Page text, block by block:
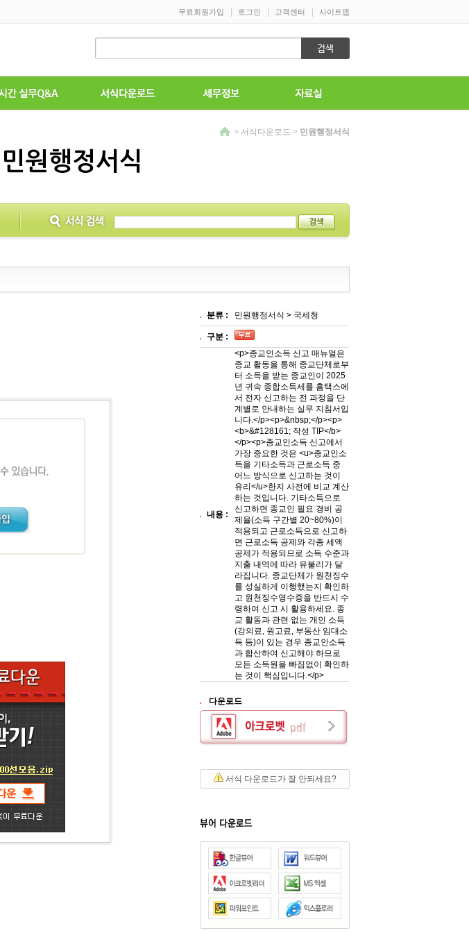
> 서식다운로드 > 민원행정서식
민원행정서식
분류 : 민원행정서식 > 국세청
구분 :
내용 :
<p>종교인소득 신고 매뉴얼은
종교 활동을 통해 종교단체로부
터 소득을 받는 종교인이 2025
년 귀속 종합소득세를 홈택스에
서 전자 신고하는 전 과정을 단
계별로 안내하는 실무 지침서입
니다.</p><p>&nbsp;</p><p>
<b>&#128161; 작성 TIP</b>
</p><p>종교인소득 신고에서
가장 중요한 것은 <u>종교인소
득을 기타소득과 근로소득 중
어느 방식으로 신고하는 것이
유리</u>한지 사전에 비교 계산
하는 것입니다. 기타소득으로
신고하면 종교인 필요 경비 공
제율(소득 구간별 20~80%)이
적용되고 근로소득으로 신고하
면 근로소득 공제와 각종 세액
공제가 적용되므로 소득 수준과
지출 내역에 따라 유불리가 달
라집니다. 종교단체가 원천징수
를 성실하게 이행했는지 확인하
고 원천징수영수증을 반드시 수
령하여 신고 시 활용하세요. 종
교 활동과 관련 없는 개인 소득
(강의료, 원고료, 부동산 임대소
득 등)이 있는 경우 종교인소득
과 합산하여 신고해야 하므로
모든 소득원을 빠짐없이 확인하
는 것이 핵심입니다.</p>
다운로드
서식 다운로드가 잘 안되세요?